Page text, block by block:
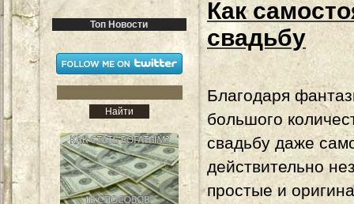
Топ Новости
Как
свадьбу
Благодаря
большого
свадьбу даже
действительно
простые и